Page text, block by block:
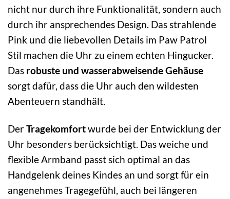
nicht nur durch ihre Funktionalität, sondern auch
durch ihr ansprechendes Design. Das strahlende
Pink und die liebevollen Details im Paw Patrol
Stil machen die Uhr zu einem echten Hingucker.
Das robuste und wasserabweisende Gehäuse
sorgt dafür, dass die Uhr auch den wildesten
Abenteuern standhält.
DerTragekomfortwurde bei der Entwicklung der
Uhr besonders berücksichtigt. Das weiche und
flexible Armband passt sich optimal an das
Handgelenk deines Kindes an und sorgt für ein
angenehmes Tragegefühl, auch bei längeren